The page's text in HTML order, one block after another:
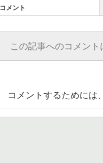
コメント
この記事へのコメン
コメントするためには